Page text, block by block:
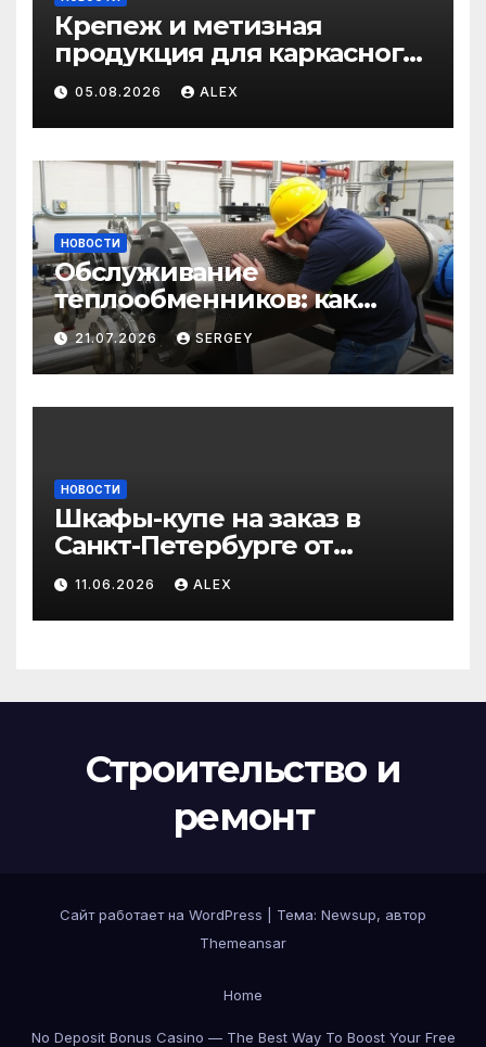
Крепеж и метизная
продукция для каркасного
и загородного
строительства: от
саморезов до анкеров
05.08.2026 ALEX
НОВОСТИ
Обслуживание
теплообменников: как
сохранить эффективность
и избежать простоев
21.07.2026 SERGEY
НОВОСТИ
Шкафы-купе на заказ в
Санкт-Петербурге от
производителя по
доступным ценам
11.06.2026 ALEX
Строительство и
ремонт
Сайт работает на WordPress Тема: Newsup, автор
Themeansar
Home
No Deposit Bonus Casino — The Best Way To Boost Your Free